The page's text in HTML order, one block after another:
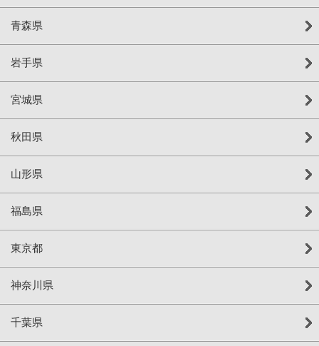
青森県
岩手県
宮城県
秋田県
山形県
福島県
東京都
神奈川県
千葉県